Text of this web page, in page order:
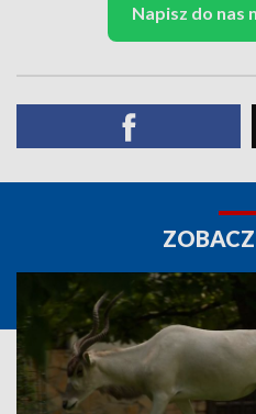
Napisz do nas